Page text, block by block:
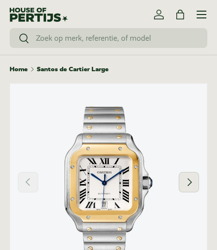
Ga naar inhoud
Zoeken
Zoeken
Inloggen
Tas
Menu
Home Santos de Cartier Large
Vorige Volgende